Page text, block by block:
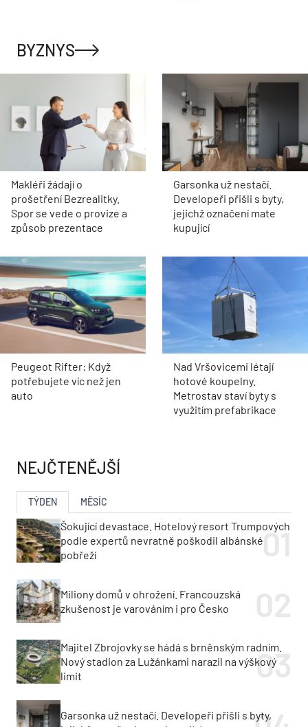
BYZNYS
Makléři žádají o
prošetření Bezrealitky.
Spor se vede o provize a
způsob prezentace
Garsonka už nestačí.
Developeři přišli s byty,
jejichž označení mate
kupující
Peugeot Rifter: Když
potřebujete víc než jen
auto
Nad Vršovicemi létají
hotové koupelny.
Metrostav staví byty s
využitím prefabrikace
NEJČTENĚJŠÍ
TÝDEN MĚSÍC
Šokující devastace. Hotelový resort Trumpových
podle expertů nevratně poškodil albánské
pobřeží
Miliony domů v ohrožení. Francouzská
zkušenost je varováním i pro Česko
Majitel Zbrojovky se hádá s brněnským radním.
Nový stadion za Lužánkami narazil na výškový
limit
Garsonka už nestačí. Developeři přišli s byty,